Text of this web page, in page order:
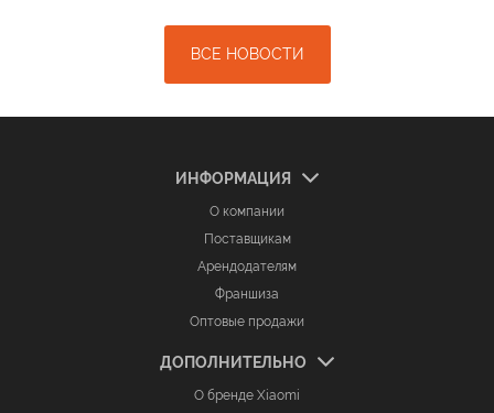
ВСЕ НОВОСТИ
ИНФОРМАЦИЯ
О компании
Поставщикам
Арендодателям
Франшиза
Оптовые продажи
ДОПОЛНИТЕЛЬНО
О бренде Xiaomi